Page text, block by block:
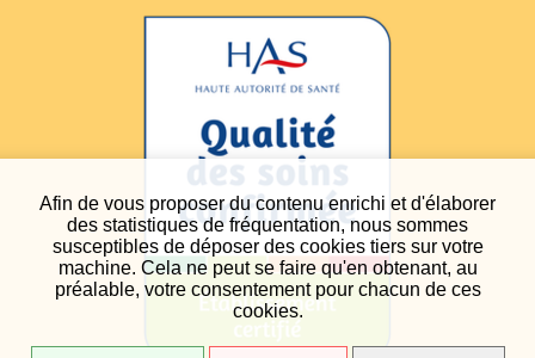
Afin de vous proposer du contenu enrichi et d'élaborer
des statistiques de fréquentation, nous sommes
susceptibles de déposer des cookies tiers sur votre
machine. Cela ne peut se faire qu'en obtenant, au
préalable, votre consentement pour chacun de ces
cookies.